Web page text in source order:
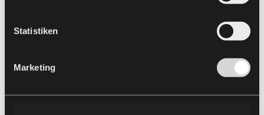
Statistiken
Marketing